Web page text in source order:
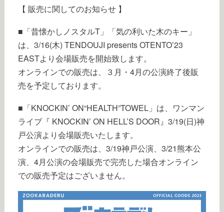
【 販売に関してのお知らせ 】
■「昔懐かしノスタルT」「気の利いた木のキー」
は、3/16(木) TENDOUJI presents OTENTO’23
EASTより会場販売を開始致します。
オンラインでの販売は、３月・4月の公演終了後販
売を予定しております。
■「KNOCKIN’ ON“HEALTH”TOWEL」は、ワンマン
ライブ『 KNOCKIN’ ON HELL’S DOOR』3/19(日)神
戸公演より会場販売いたします。
オンラインでの販売は、3/19神戸公演、3/21熊本公
演、4月公演の会場販売で完売した場合オンライン
での販売予定はございません。